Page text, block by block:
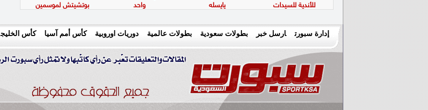
للأندية للسيدات
يايسله
واحد
بوتشيتش لموسمين
إدارة سبورت ارسل خبر بطولات سعودية بطولات عالمية دوريات اوروبية كأس أمم آسيا كأس الخليج